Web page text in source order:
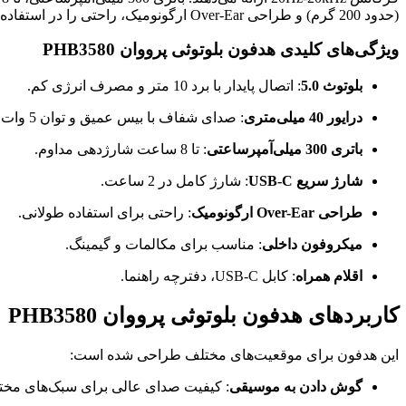
(حدود 200 گرم) و طراحی Over-Ear ارگونومیک، راحتی را در استفاده طولانی‌مدت تضمین می‌کند. گارانتی اصالت و سلامت فیزیکی، اطمینان خاطر شما را از کیفیت این هدفون تضمین می‌کند.
ویژگی‌های کلیدی هدفون بلوتوثی پرووان PHB3580
بلوتوث 5.0 : اتصال پایدار با برد 10 متر و مصرف انرژی کم.
درایور 40 میلی‌متری : صدای شفاف با بیس عمیق و توان 5 وات.
باتری 300 میلی‌آمپرساعتی : تا 8 ساعت شارژدهی مداوم.
شارژ سریع USB-C : شارژ کامل در 2 ساعت.
طراحی Over-Ear ارگونومیک : راحتی برای استفاده طولانی.
میکروفون داخلی: مناسب برای مکالمات و گیمینگ.
اقلام همراه: کابل USB-C، دفترچه راهنما.
کاربردهای هدفون بلوتوثی پرووان PHB3580
این هدفون برای موقعیت‌های مختلف طراحی شده است:
گوش دادن به موسیقی: کیفیت صدای عالی برای سبک‌های